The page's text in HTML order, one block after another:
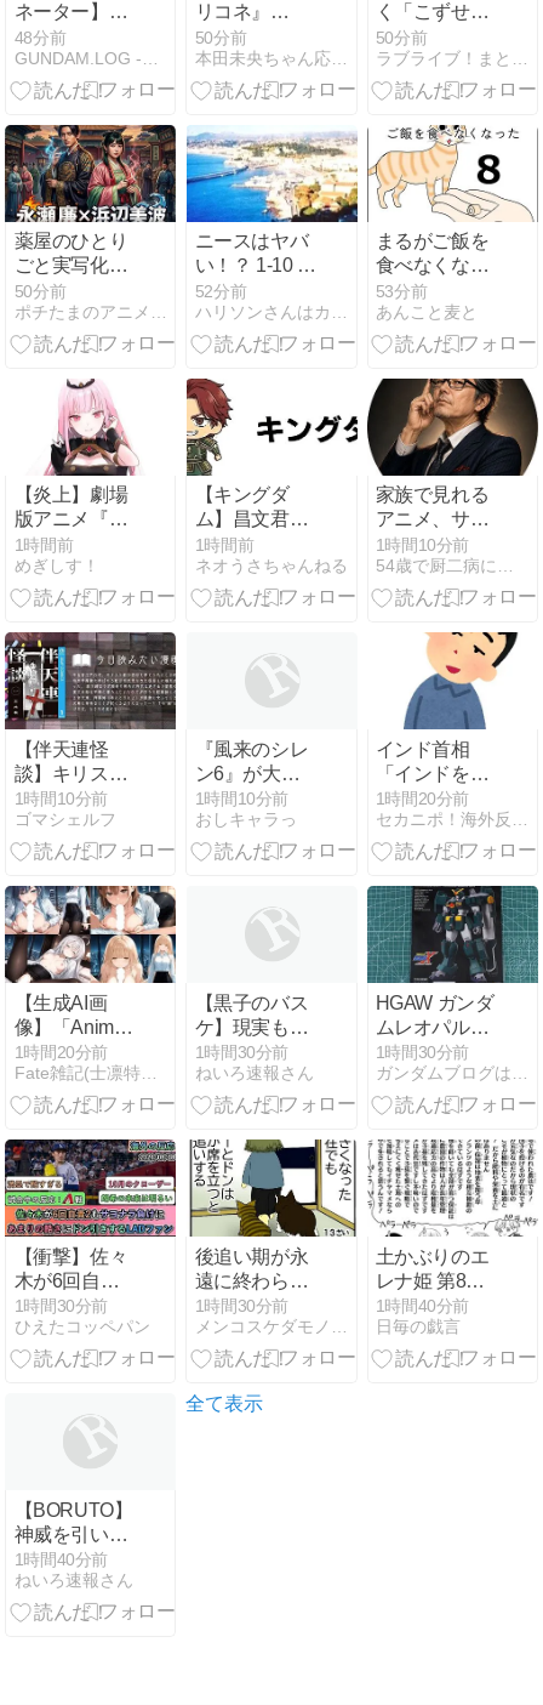
ネーター】い
くら頭が良く
てもOSをその
場で書き換え
48分前
リコネ』
×『ウマ娘』
コラボ決
定！！デレス
しろよ
50分前
本田未央ちゃん応援まとめ速報
く「こずせん
の水着調べよ
ー」機械さん
「！」ｼｭﾊﾞﾊﾞ
イブ！】
50分前
薬屋のひとり
ごと実写化し
たら永瀬廉×
浜辺美波は話
題？
50分前
ニースはヤバ
い！？ 1-10 魚
食ひて マルセ
ル過去を 思ひ
出す マドレー
ティーではな
く
52分前
まるがご飯を
食べなくなっ
た８
53分前
あんこと麦と
【炎上】劇場
版アニメ『メ
イドインアビ
ス』の主題歌
がホロライブ
Calliope（森
カリオペ）に
決定し叩かれ
る
1時間前
めぎしす！
【キングダ
ム】昌文君の
強さや本名と
は？死亡説の
真相・昌平君
で徹底解説！
1時間前
ネオうさちゃんねる
家族で見れる
アニメ、サブ
スク選びで配
信年齢制限を
確認する
1時間10分前
【伴天連怪
談】キリスト
教が禁止され
ていた江戸時
代の悪魔祓い
ラー漫画【ネ
タバレ感想】
1時間10分前
ゴマシェルフ
『風来のシレ
ン6』が大ヒ
ットしたのに
何故か2がリ
メイクされな
1時間10分前
おしキャラっ
インド首相
「インドを日
本の京都のよ
うにする
っ！」←しか
動画を見る
と・・・？
【海外の反
応】
1時間20分前
セカニポ！海外反応の解説とまとめ
【生成AI画
像】「Anima
モデルテスト
(OL)」黒川あ
かね＋鹿野千
＋椎名真昼＋
桜島麻衣＋水
原千鶴＋和栗
薫子＋山城恋
＋樋口円香＋
朝凪海＋アリ
ューシア【R-
18】
1時間20分前
Fate雑記(士凛特化)＋あるふぁ
【黒子のバス
ケ】現実も追
いついてきて
るとこある
1時間30分前
ねいろ速報さん
HGAW ガンダ
ムレオパルド
のパッケー
ジ・ランナー
1時間30分前
ガンダムブログはじめました
【衝撃】佐々
木が6回自責2
もサヨナラ負
けに。あまり
の酷さにドン
1時間30分前
ひえたコッペパン
後追い期が永
遠に終わらな
い猫
1時間30分前
メンコスケダモノ (猫3匹とゲーマーのもふもふ生活漫画絵日…
土かぶりのエ
レナ姫 第8巻
感想【異世界
転生×農業×ロ
マンス】
1時間40分前
日毎の戯言
【BORUTO】
神威を引いて
くれサラダ
1時間40分前
ねいろ速報さん
全て表示